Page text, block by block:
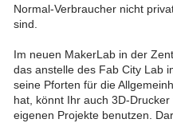
Normal-Verbraucher nicht
sind.
Im neuen MakerLab in der
das anstelle des Fab City Lab
seine Pforten für die
hat, könnt Ihr auch 3D-Drucker
eigenen Projekte benutzen.